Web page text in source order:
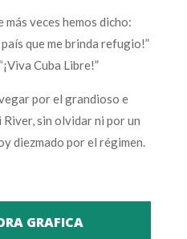
veces hemos dicho:
que me brinda refugio!”
Cuba Libre!”
por el grandioso e
sin olvidar ni por un
diezmado por el régimen.
GRAFICA